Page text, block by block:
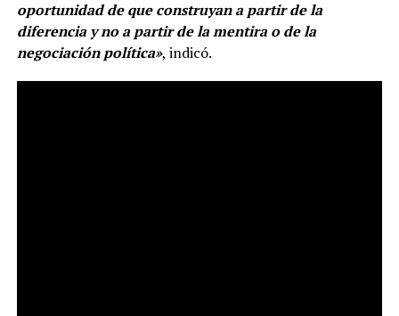
oportunidad de que construyan a partir de la
diferencia y no a partir de la mentira o de la
negociación política», indicó.